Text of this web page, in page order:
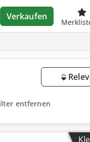
Verkaufen
entfernen